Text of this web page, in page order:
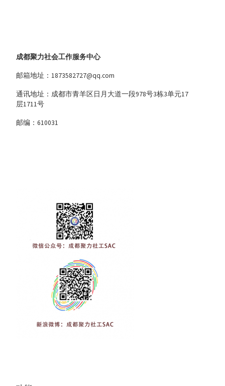
成都聚力社会工作服务中心
邮箱地址：1873582727@qq.com
通讯地址：成都市青羊区日月大道一段978号3栋3单元17
层1711号
邮编：610031